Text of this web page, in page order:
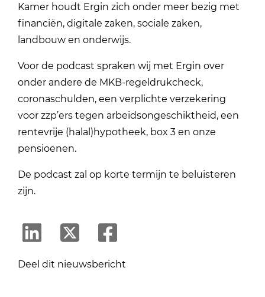
Kamer houdt Ergin zich onder meer bezig met
financiën, digitale zaken, sociale zaken,
landbouw en onderwijs.
Voor de podcast spraken wij met Ergin over
onder andere de MKB-regeldrukcheck,
coronaschulden, een verplichte verzekering
voor zzp’ers tegen arbeidsongeschiktheid, een
rentevrije (halal)hypotheek, box 3 en onze
pensioenen.
De podcast zal op korte termijn te beluisteren
zijn.
Deel dit nieuwsbericht